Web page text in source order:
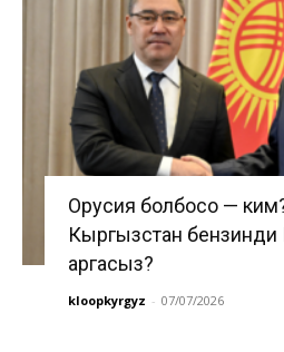
Орусия болбосо —
Кыргызстан бензинди
аргасыз?
kloopkyrgyz - 07/07/2026